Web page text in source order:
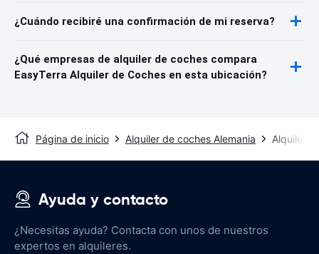
¿Cuándo recibiré una confirmación de mi reserva?
¿Qué empresas de alquiler de coches compara
EasyTerra Alquiler de Coches en esta ubicación?
Página de inicio Alquiler de coches Alemania Alquiler
Ayuda y contacto
¿Necesitas ayuda? Contacta con unos de nuestros
expertos en alquileres.